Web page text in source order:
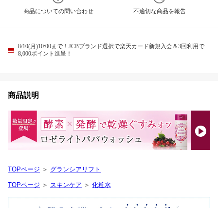
商品についての問い合わせ 不適切な商品を報告
8/10(月)10:00まで！JCBブランド選択で楽天カード新規入会＆3回利用で
8,000ポイント進呈！
商品説明
TOPページ ＞ グランシアリフト
TOPページ ＞ スキンケア ＞ 化粧水